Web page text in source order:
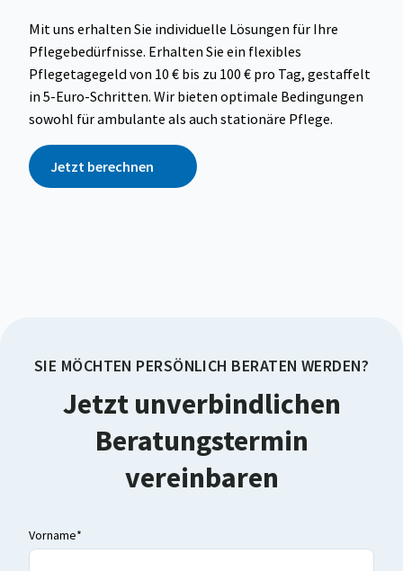
Mit uns erhalten Sie individuelle Lösungen für Ihre
Pflegebedürfnisse. Erhalten Sie ein flexibles
Pflegetagegeld von 10 € bis zu 100 € pro Tag, gestaffelt
in 5-Euro-Schritten. Wir bieten optimale Bedingungen
sowohl für ambulante als auch stationäre Pflege.
Jetzt berechnen
SIE MÖCHTEN PERSÖNLICH BERATEN WERDEN?
Jetzt unverbindlichen
Beratungstermin
vereinbaren
Vorname*